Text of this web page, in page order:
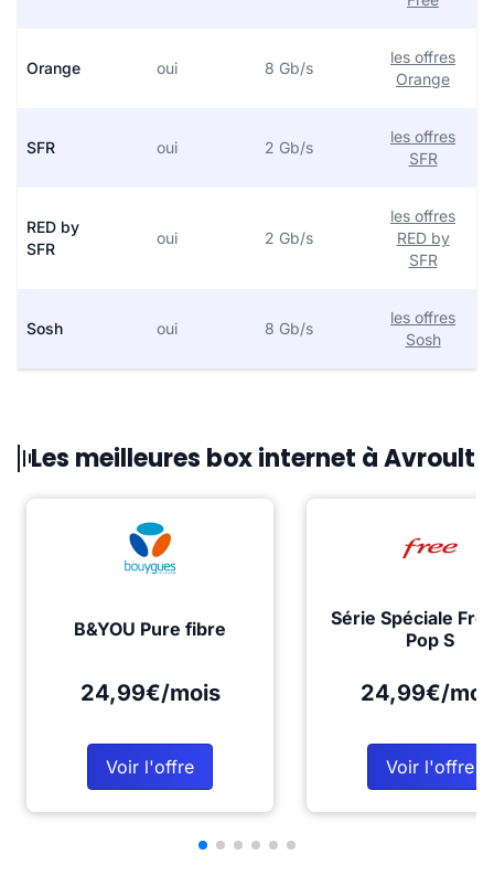
Orange oui 8 Gb/s
les offres
Orange
SFR oui 2 Gb/s
les offres
SFR
RED by
SFR
oui 2 Gb/s
les offres
RED by
SFR
Sosh oui 8 Gb/s
les offres
Sosh
Les meilleures box internet à Avroult
B&YOU Pure fibre
24,99€/mois
Voir l'offre
Série Spéciale
Pop S
24,99€/
Voir l'offre